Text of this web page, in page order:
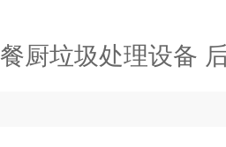
餐厨垃圾处理设备